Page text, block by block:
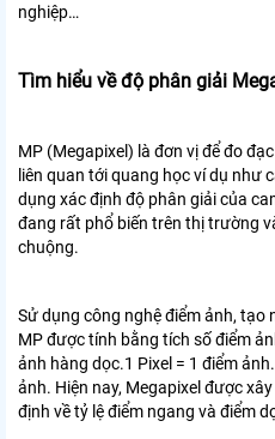
nghiệp…
Tìm hiểu về độ phân giải
MP (Megapixel) là đơn vị để đo
liên quan tới quang học ví dụ như
dụng xác định độ phân giải của
đang rất phổ biến trên thị trường
chuộng.
Sử dụng công nghệ điểm ảnh, tạo
MP được tính bằng tích số điểm
ảnh hàng dọc.1 Pixel = 1 điểm
ảnh. Hiện nay, Megapixel được
định về tỷ lệ điểm ngang và điểm